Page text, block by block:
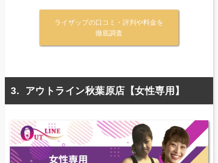
ライザップの口コミ・評判や料金を
徹底調査
アウトライン秋葉原店【女性専用】